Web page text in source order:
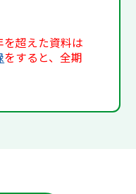
超えた資料は
をすると、全期